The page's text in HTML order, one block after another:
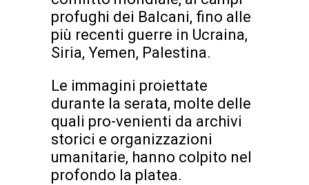
profughi dei Balcani, fino alle
più recenti guerre in Ucraina,
Siria, Yemen, Palestina.
Le immagini proiettate
durante la serata, molte delle
quali pro-venienti da archivi
storici e organizzazioni
umanitarie, hanno colpito nel
profondo la platea.